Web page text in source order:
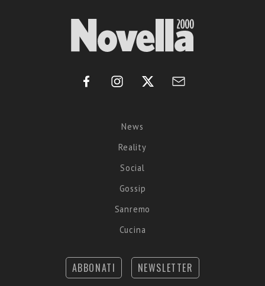
News
Reality
Social
Gossip
Sanremo
Cucina
ABBONATI NEWSLETTER